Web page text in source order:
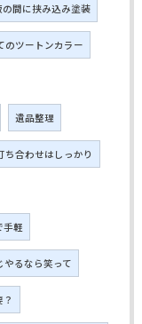
間に挟み込み塗装
のツートンカラー
遺品整理
ち合わせはしっかり
手軽
やるなら笑って